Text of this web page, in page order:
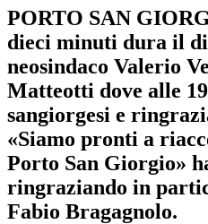
PORTO SAN
dieci minuti dura il
neosindaco Valerio
Matteotti dove alle
sangiorgesi e
«Siamo pronti a
Porto San Giorgio»
ringraziando in
Fabio Bragagnolo.